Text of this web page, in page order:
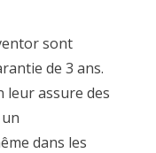
sont
de 3 ans.
leur assure des
dans les